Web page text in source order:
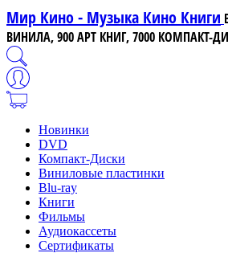
Мир Кино - Музыка Кино Книги
ВИНИЛА, 900 АРТ КНИГ, 7000 КОМПАКТ-
Новинки
DVD
Компакт-Диски
Виниловые пластинки
Blu-ray
Книги
Фильмы
Аудиокассеты
Сертификаты